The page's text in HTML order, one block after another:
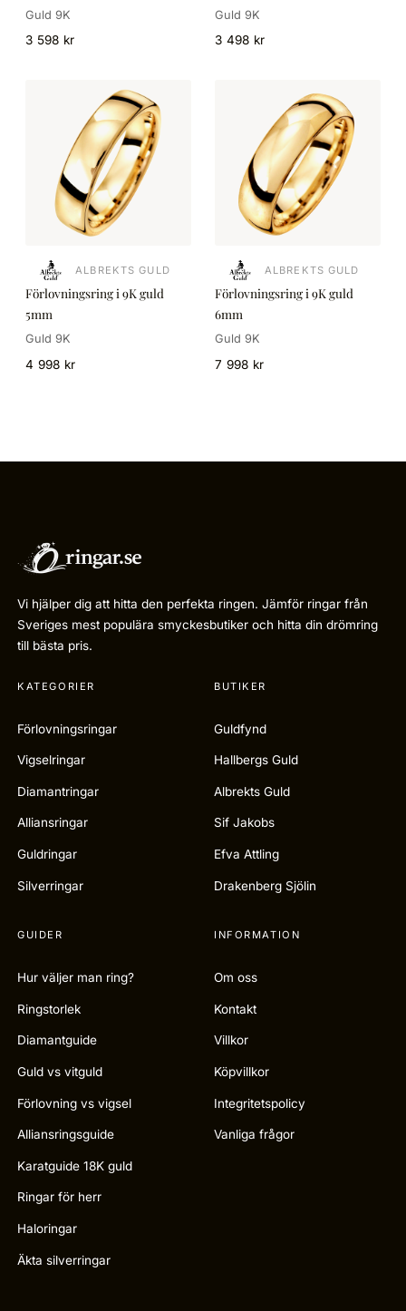
Guld 9K
3 598 kr
Guld 9K
3 498 kr
ALBREKTS GULD
Förlovningsring i 9K guld
5mm
Guld 9K
4 998 kr
ALBREKTS GULD
Förlovningsring i 9K guld
6mm
Guld 9K
7 998 kr
Vi hjälper dig att hitta den perfekta ringen. Jämför ringar från
Sveriges mest populära smyckesbutiker och hitta din drömring
till bästa pris.
KATEGORIER
Förlovningsringar
Vigselringar
Diamantringar
Alliansringar
Guldringar
Silverringar
BUTIKER
Guldfynd
Hallbergs Guld
Albrekts Guld
Sif Jakobs
Efva Attling
Drakenberg Sjölin
GUIDER
Hur väljer man ring?
Ringstorlek
Diamantguide
Guld vs vitguld
Förlovning vs vigsel
Alliansringsguide
Karatguide 18K guld
Ringar för herr
Haloringar
Äkta silverringar
INFORMATION
Om oss
Kontakt
Villkor
Köpvillkor
Integritetspolicy
Vanliga frågor